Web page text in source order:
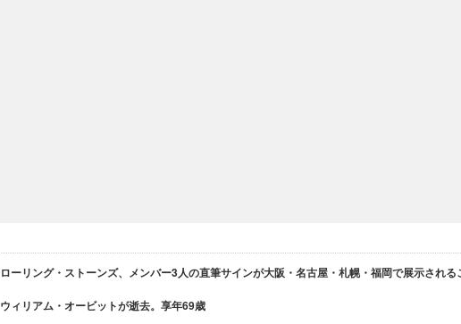
ローリング・ストーンズ、メンバー3人の直筆サインが大阪・名古屋・札幌・福岡で展示され
ウィリアム・オービットが逝去。享年69歳